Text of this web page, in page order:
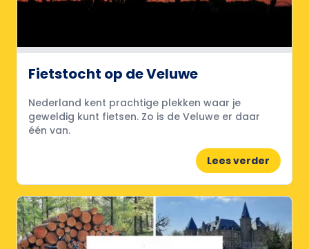
Fietstocht op de Veluwe
Nederland kent prachtige plekken waar je
geweldig kunt fietsen. Zo is de Veluwe er daar
één van.
Lees verder